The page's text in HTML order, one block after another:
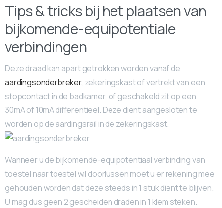
Tips & tricks bij het plaatsen van
bijkomende-equipotentiale
verbindingen
Deze draad kan apart getrokken worden vanaf de
aardingsonderbreker, zekeringskast of vertrekt van een
stopcontact in de badkamer, of geschakeld zit op een
30mA of 10mA differentieel. Deze dient aangesloten te
worden op de aardingsrail in de zekeringskast.
Wanneer u de bijkomende-equipotentiaal verbinding van
toestel naar toestel wil doorlussen moet u er rekening mee
gehouden worden dat deze steeds in 1 stuk dient te blijven.
U mag dus geen 2 gescheiden draden in 1 klem steken.